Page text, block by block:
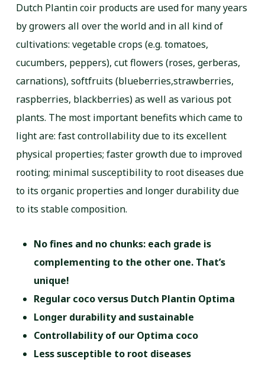
Dutch Plantin coir products are used for many years
by growers all over the world and in all kind of
cultivations:vegetable crops (e.g. tomatoes,
cucumbers, peppers), cut flowers (roses, gerberas,
carnations),softfruits (blueberries,strawberries,
raspberries, blackberries) as well as various pot
plants. The most important benefits which came to
light are: fast controllability due to its excellent
physical properties; faster growth due to improved
rooting; minimal susceptibility to root diseases due
to itsorganic properties and longer durability due
to its stable composition.
No fines and no chunks: each grade is
complementing to the other one. That’s
unique!
Regular coco versus Dutch Plantin Optima
Longer durability and sustainable
Controllability of our Optima coco
Less susceptible to root diseases